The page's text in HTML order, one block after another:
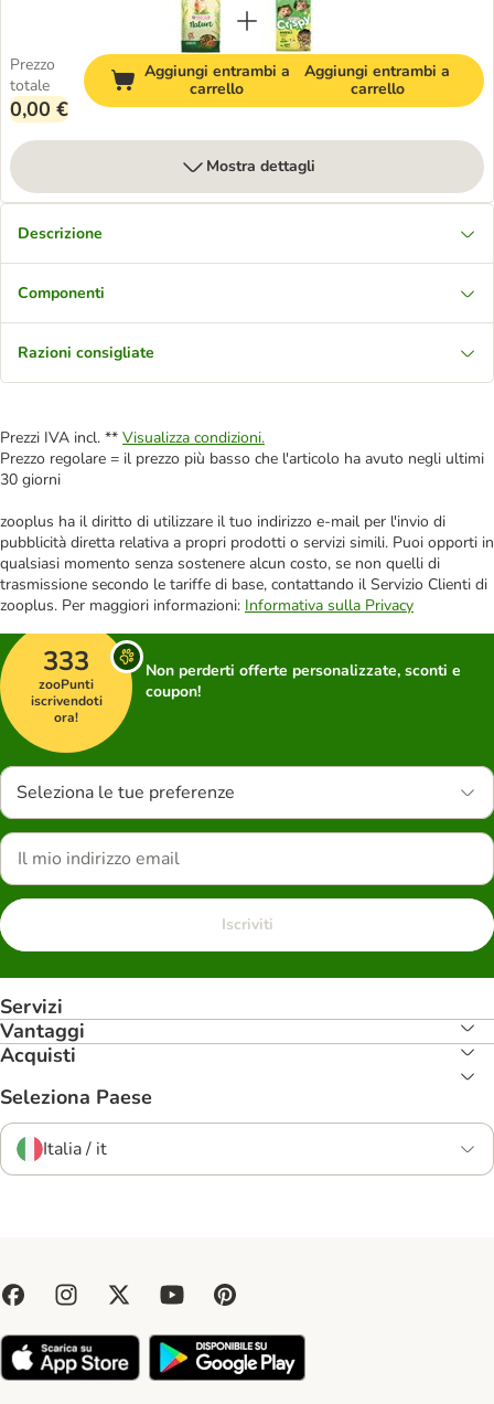
Prezzo
totale
0,00 €
Aggiungi entrambi a
carrello
Aggiungi entrambi a
carrello
Mostra dettagli
Descrizione
Componenti
Razioni consigliate
Prezzi IVA incl. ** Visualizza condizioni.
Prezzo regolare = il prezzo più basso che l'articolo ha avuto negli ultimi
30 giorni
zooplus ha il diritto di utilizzare il tuo indirizzo e-mail per l'invio di
pubblicità diretta relativa a propri prodotti o servizi simili. Puoi opporti in
qualsiasi momento senza sostenere alcun costo, se non quelli di
trasmissione secondo le tariffe di base, contattando il Servizio Clienti di
zooplus. Per maggiori informazioni: Informativa sulla Privacy
333
zooPunti
iscrivendoti
ora!
Non perderti offerte personalizzate, sconti e
coupon!
Seleziona le tue preferenze
Iscriviti
Servizi
Vantaggi
Acquisti
Seleziona Paese
Italia / it